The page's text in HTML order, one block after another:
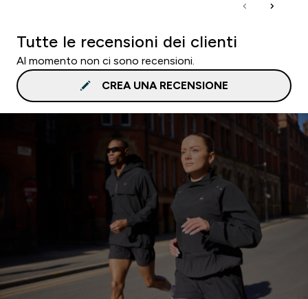
Tutte le recensioni dei clienti
Al momento non ci sono recensioni.
CREA UNA RECENSIONE